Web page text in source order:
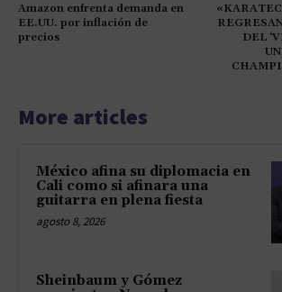
Amazon enfrenta demanda en
EE.UU. por inflación de
precios
DEL
More articles
México afina su diplomacia en
Cali como si afinara una
guitarra en plena fiesta
agosto 8, 2026
Sheinbaum y Gómez